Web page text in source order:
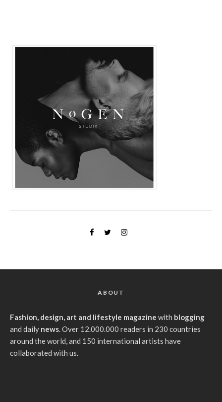
ABOUT
Fashion, design, art and lifestyle magazine with blogging
and daily news. Over 12.000.000 readers in 230 countries
around the world, and 150 international artists have
collaborated with us.